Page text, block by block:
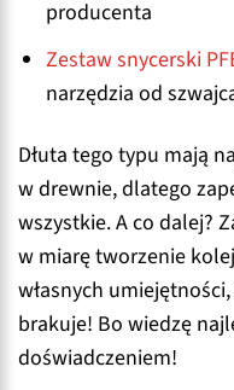
producenta
Zestaw snycerski
narzędzia od
Dłuta tego typu mają
w drewnie, dlatego
wszystkie. A co dalej?
w miarę tworzenie
własnych
brakuje! Bo wiedzę
doświadczeniem!